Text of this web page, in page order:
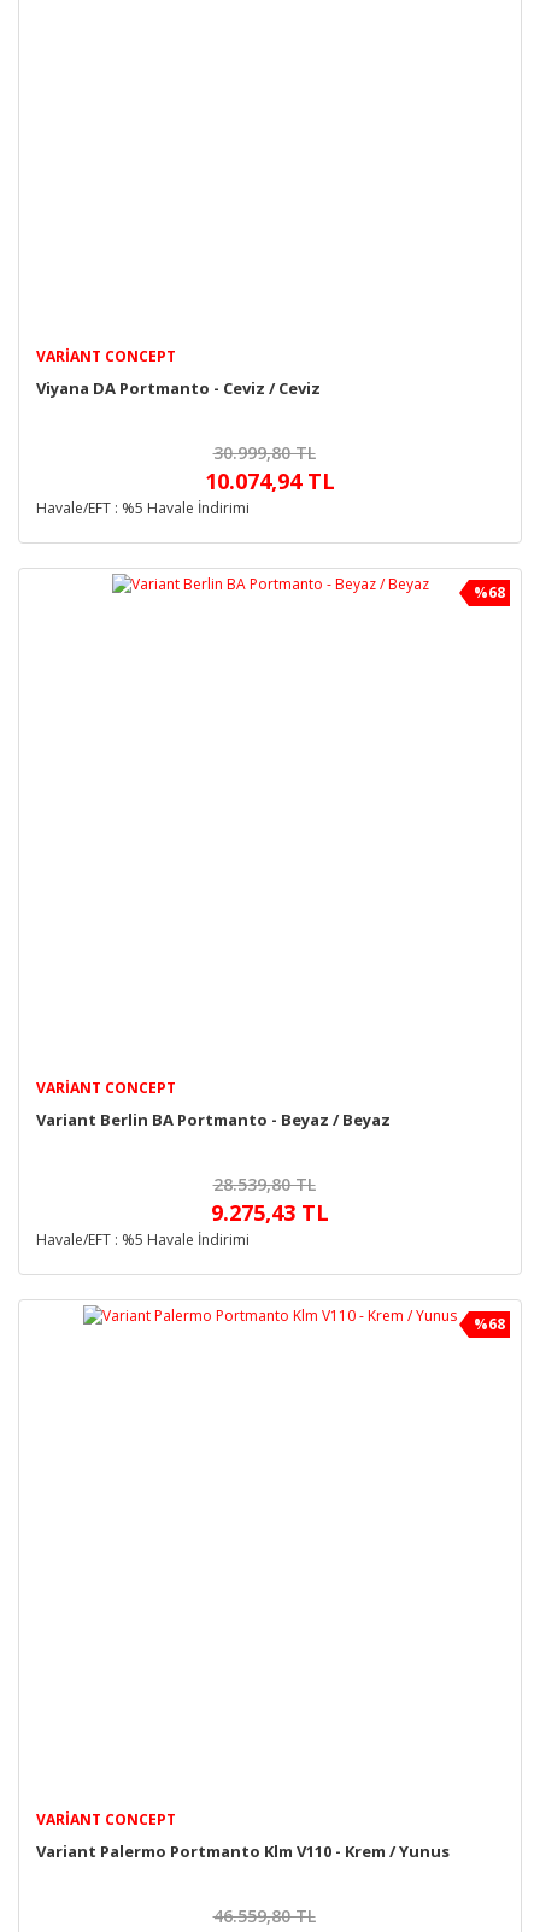
VARIANT CONCEPT
Viyana DA Portmanto - Ceviz / Ceviz
30.999,80 TL
10.074,94 TL
Havale/EFT : %5 Havale İndirimi
%68
VARIANT CONCEPT
Variant Berlin BA Portmanto - Beyaz / Beyaz
28.539,80 TL
9.275,43 TL
Havale/EFT : %5 Havale İndirimi
%68
VARIANT CONCEPT
Variant Palermo Portmanto Klm V110 - Krem / Yunus
46.559,80 TL